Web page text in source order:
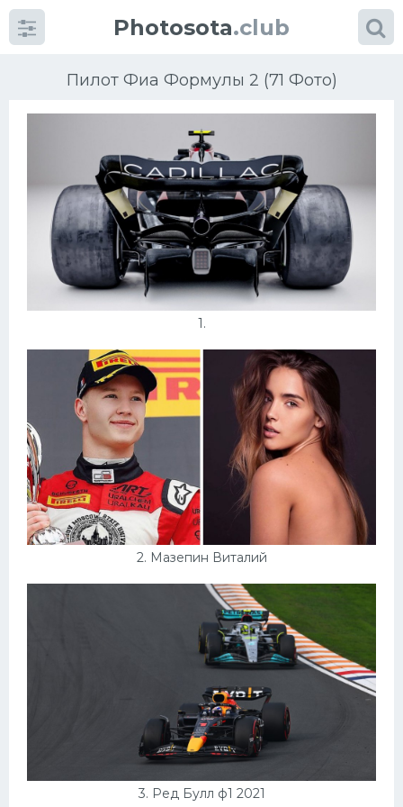
Photosota.club
Пилот Фиа Формулы 2 (71 Фото)
1.
2. Мазепин Виталий
3. Ред Булл ф1 2021
КатегорииФото
Много картинок...
Велогонки
Конькобежный спорт
Тренажеры
Интерьеры квартир